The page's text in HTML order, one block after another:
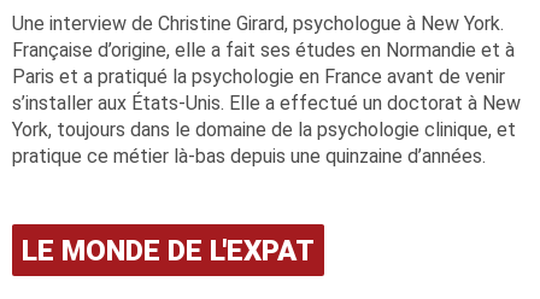
Une interview de Christine Girard, psychologue à New York.
Française d’origine, elle a fait ses études en Normandie et à
Paris et a pratiqué la psychologie en France avant de venir
s’installer aux États-Unis. Elle a effectué un doctorat à New
York, toujours dans le domaine de la psychologie clinique, et
pratique ce métier là-bas depuis une quinzaine d’années.
LE MONDE DE L'EXPAT